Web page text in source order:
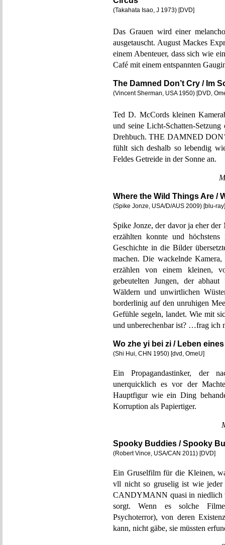
(Takahata Isao, J 1973) [DVD]
Das Grauen wird einer
ausgetauscht. August Mackes
einem Abenteuer, dass sich wie
Café mit einem entspannten
The Damned Don’t Cry / Im
(Vincent Sherman, USA 1950) [DVD,
Ted D. McCords kleinen
und seine Licht-Schatten-
Drehbuch. THE DAMNED
fühlt sich deshalb so lebendig
Feldes Getreide in der Sonne an.
Where the Wild Things Are /
(Spike Jonze, USA/D/AUS 2009) [blu-ray]
Spike Jonze, der davor ja eher
erzählten konnte und
Geschichte in die Bilder
machen. Die wackelnde
erzählen von einem kleinen,
gebeutelten Jungen, der
Wäldern und unwirtlichen
borderlinig auf den unruhigen
Gefühle segeln, landet. Wie mit
und unberechenbar ist? …frag ich
Wo zhe yi bei zi / Leben
(Shi Hui, CHN 1950) [dvd, OmeU]
Ein Propagandastinker, der
unerquicklich es vor der
Hauptfigur wie ein Ding
Korruption als Papiertiger.
Spooky Buddies / Spooky
(Robert Vince, USA/CAN 2011) [DVD]
Ein Gruselfilm für die Kleinen,
vll nicht so gruselig ist wie jeder
CANDYMANN quasi in niedlich
sorgt. Wenn es solche
Psychoterror), von deren
kann, nicht gäbe, sie müssten